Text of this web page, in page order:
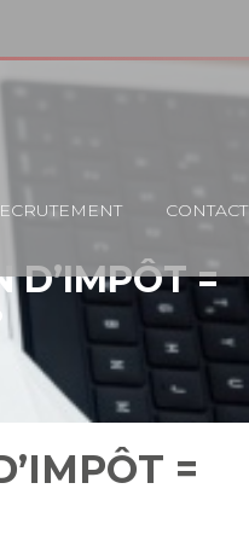
CONTACT
D’IMPÔT =
=